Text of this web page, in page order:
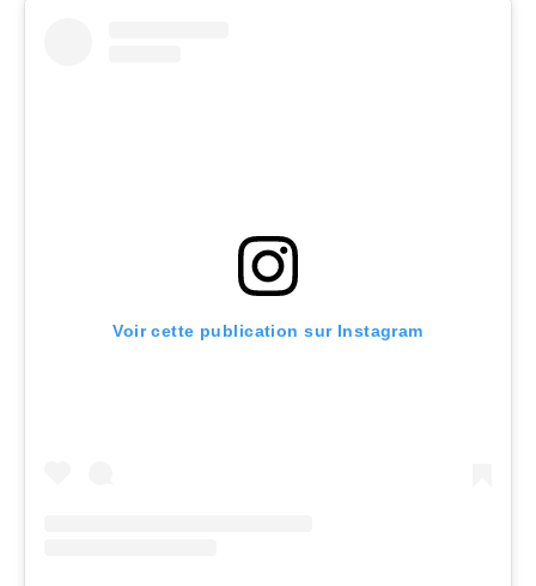
Voir cette publication sur Instagram